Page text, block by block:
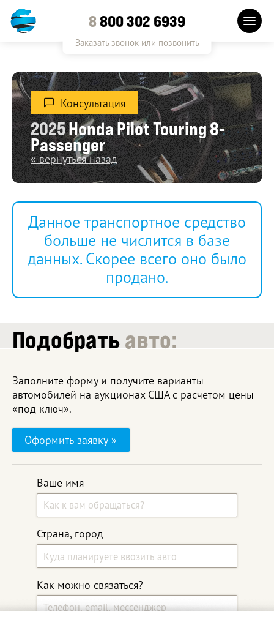
8800 302 6939
Заказать звонок или позвонить
2025Honda Pilot Touring 8-
Passenger
« вернуться назад
Консультация
Данное транспортное средство
больше не числится в базе
данных. Скорее всего оно было
продано.
Подобратьавто:
Заполните форму и получите варианты
автомобилей на аукционах США с расчетом цены
«под ключ».
Ваше имя
Страна, город
Как можно связаться?
Оформить заявку »